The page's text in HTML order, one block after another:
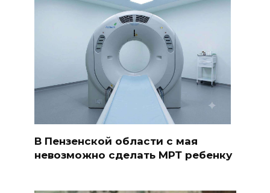
В Пензенской области с мая
невозможно сделать МРТ ребенку